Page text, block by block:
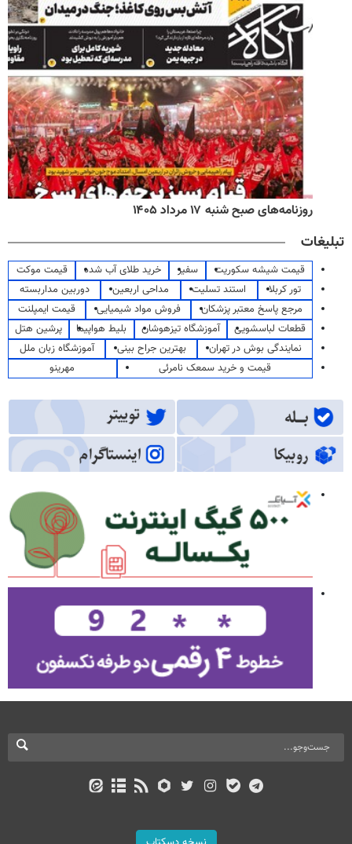
روزنامه‌های صبح شنبه ۱۷ مرداد ۱۴۰۵
تبلیغات
قیمت شیشه سکوریت سفیر خرید طلای آب شده
قیمت موکت
تور کربلا
استند تسلیت مداحی اربعین
دوربین مداربسته
مرجع پاسخ معتبر پزشکان
فروش مواد شیمیایی
قیمت ایمپلنت
قطعات لباسشویی
آموزشگاه تیزهوشان بلیط هواپیما
پرشین هتل
نمایندگی بوش در تهران
بهترین جراح بینی
آموزشگاه زبان ملل
قیمت و خرید سمعک نامرئی
مهرینو